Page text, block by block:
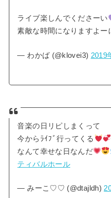
ライブ楽しんでくださーい
素敵な時間になりますよー
— わかば (@klovei3) 2019
音楽の日リピしまくって
今からﾗｲﾌﾞ行ってくる
なんて幸せな日なんだ
ティバルホール
— みーこ♡♡ (@dtajldh)